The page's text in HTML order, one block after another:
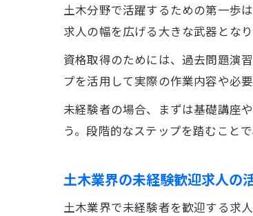
土木分野で活躍するための第一歩
求人の幅を広げる大きな武器となり
資格取得のためには、過去問題演
プを活用して実際の作業内容や必
未経験者の場合、まずは基礎講座
う。段階的なステップを踏むこと
土木業界の未経験歓迎求人の
土木業界で未経験者を歓迎する求